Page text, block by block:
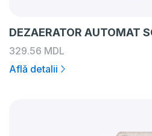
DEZAERATOR AUTOMAT
329.56 MDL
Află detalii